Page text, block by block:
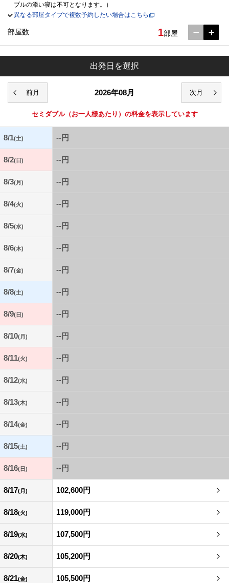
ブルの添い寝は不可となります。）
異なる部屋タイプで複数予約したい場合はこちら
部屋数 1部屋
出発日を選択
2026年08月
セミダブル（お一人様あたり）の料金を表示しています
8/1(土) --円
8/2(日) --円
8/3(月) --円
8/4(火) --円
8/5(水) --円
8/6(木) --円
8/7(金) --円
8/8(土) --円
8/9(日) --円
8/10(月) --円
8/11(火) --円
8/12(水) --円
8/13(木) --円
8/14(金) --円
8/15(土) --円
8/16(日) --円
8/17(月) 102,600円
8/18(火) 119,000円
8/19(水) 107,500円
8/20(木) 105,200円
8/21(金) 105,500円